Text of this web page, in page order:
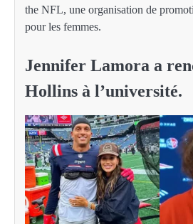
the NFL, une organisation de
pour les femmes.
Jennifer Lamora a
Hollins à l’université.